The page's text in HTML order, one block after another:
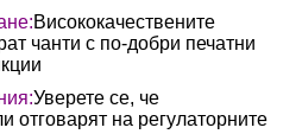
Висококачествените
чанти с по-добри печатни
Уверете се, че
отговарят на регулаторните